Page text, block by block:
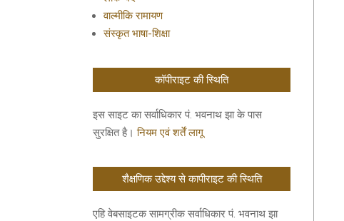
वाल्मीकि रामायण
संस्कृत भाषा-शिक्षा
कॉपीराइट की स्थिति
इस साइट का सर्वाधिकार पं. भवनाथ झा के पास
सुरक्षित है।नियम एवं शर्तें लागू
शैक्षणिक उद्देश्य से कापीराइट की स्थिति
एहि वेबसाइटक सामग्रीक सर्वाधिकार पं. भवनाथ झा